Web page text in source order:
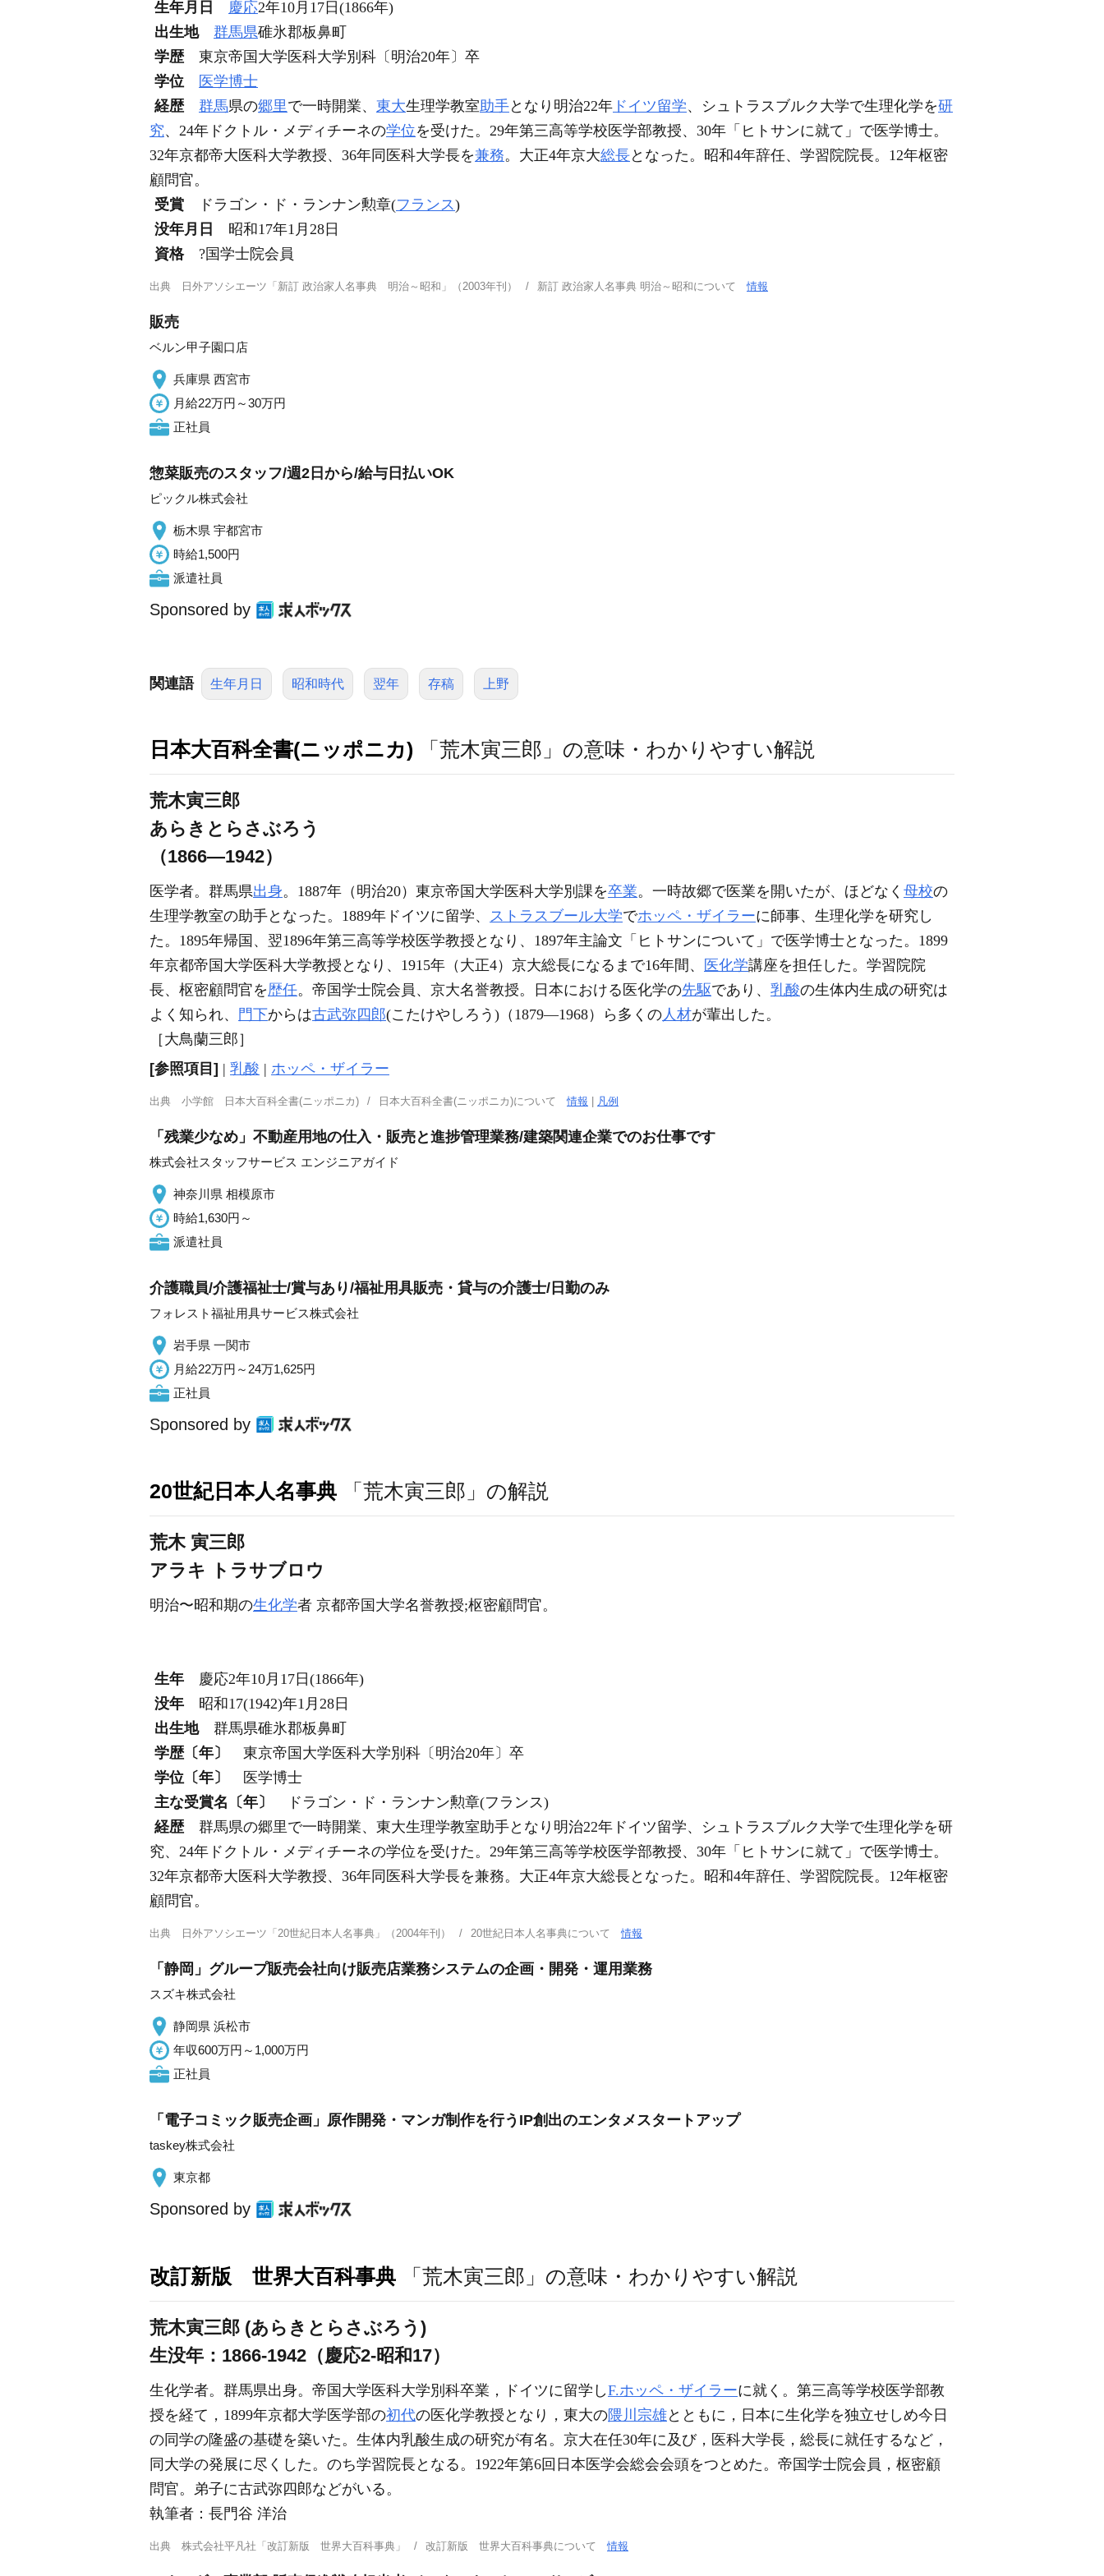
生年月日 慶応2年10月17日(1866年)
出生地
群馬県碓氷郡板鼻町
学歴
東京帝国大学医科大学別科〔明治20年〕卒
学位
医学博士
経歴
群馬県の郷里で一時開業、 東大生理学教室助手となり明治22年 ドイツ留学、シュトラスブルク大学で生理化学を研
究、24年ドクトル・メディチーネの学位を受けた。29年第三高等学校医学部教授、30年「ヒトサンに就て」で医学博士。
32年京都帝大医科大学教授、36年同医科大学長を兼務。大正4年京大総長となった。昭和4年辞任、学習院院長。12年枢密
顧問官。
受賞
ドラゴン・ド・ランナン勲章(フランス)
没年月日
昭和17年1月28日
資格
?国学士院会員
出典 日外アソシエーツ「新訂 政治家人名事典 明治～昭和」（2003年刊） 新訂 政治家人名事典 明治～昭和について情報
販売
ベルン甲子園口店
兵庫県 西宮市
月給22万円～30万円
正社員
惣菜販売のスタッフ/週2日から/給与日払いOK
ピックル株式会社
栃木県 宇都宮市
時給1,500円
派遣社員
Sponsored by
関連語 生年月日 昭和時代 翌年 存稿 上野
日本大百科全書(ニッポニカ) 「荒木寅三郎」の意味・わかりやすい解説
荒木寅三郎
あらきとらさぶろう
（1866―1942）
医学者。群馬県出身。1887年（明治20）東京帝国大学医科大学別課を卒業。一時故郷で医業を開いたが、ほどなく 母校の
生理学教室の助手となった。1889年ドイツに留学、
ストラスブール大学でホッペ・ザイラーに師事、生理化学を研究し
た。1895年帰国、翌1896年第三高等学校医学教授となり、1897年主論文「ヒトサンについて」で医学博士となった。1899
年京都帝国大学医科大学教授となり、1915年（大正4）京大総長になるまで16年間、 医化学講座を担任した。学習院院
長、枢密顧問官を歴任。帝国学士院会員、京大名誉教授。日本における医化学の先駆であり、 乳酸の生体内生成の研究は
よく知られ、 門下からは古武弥四郎(こたけやしろう)（1879―1968）ら多くの 人材が輩出した。
［大鳥蘭三郎］
[参照項目] | 乳酸 | ホッペ・ザイラー
出典 小学館 日本大百科全書(ニッポニカ) 日本大百科全書(ニッポニカ)について情報 | 凡例
「残業少なめ」不動産用地の仕入・販売と進捗管理業務/建築関連企業でのお仕事です
株式会社スタッフサービス エンジニアガイド
神奈川県 相模原市
時給1,630円～
派遣社員
介護職員/介護福祉士/賞与あり/福祉用具販売・貸与の介護士/日勤のみ
フォレスト福祉用具サービス株式会社
岩手県 一関市
月給22万円～24万1,625円
正社員
Sponsored by
20世紀日本人名事典 「荒木寅三郎」の解説
荒木 寅三郎
アラキ トラサブロウ
明治〜昭和期の生化学者 京都帝国大学名誉教授;枢密顧問官。
生年
慶応2年10月17日(1866年)
没年
昭和17(1942)年1月28日
出生地
群馬県碓氷郡板鼻町
学歴〔年〕
東京帝国大学医科大学別科〔明治20年〕卒
学位〔年〕
医学博士
主な受賞名〔年〕
ドラゴン・ド・ランナン勲章(フランス)
経歴
群馬県の郷里で一時開業、東大生理学教室助手となり明治22年ドイツ留学、シュトラスブルク大学で生理化学を研
究、24年ドクトル・メディチーネの学位を受けた。29年第三高等学校医学部教授、30年「ヒトサンに就て」で医学博士。
32年京都帝大医科大学教授、36年同医科大学長を兼務。大正4年京大総長となった。昭和4年辞任、学習院院長。12年枢密
顧問官。
出典 日外アソシエーツ「20世紀日本人名事典」（2004年刊） 20世紀日本人名事典について情報
「静岡」グループ販売会社向け販売店業務システムの企画・開発・運用業務
スズキ株式会社
静岡県 浜松市
年収600万円～1,000万円
正社員
「電子コミック販売企画」原作開発・マンガ制作を行うIP創出のエンタメスタートアップ
taskey株式会社
東京都
Sponsored by
改訂新版 世界大百科事典 「荒木寅三郎」の意味・わかりやすい解説
荒木寅三郎 (あらきとらさぶろう)
生没年：1866-1942（慶応2-昭和17）
生化学者。群馬県出身。帝国大学医科大学別科卒業，ドイツに留学しF.ホッペ・ザイラーに就く。第三高等学校医学部教
授を経て，1899年京都大学医学部の初代の医化学教授となり，東大の隈川宗雄とともに，日本に生化学を独立せしめ今日
の同学の隆盛の基礎を築いた。生体内乳酸生成の研究が有名。京大在任30年に及び，医科大学長，総長に就任するなど，
同大学の発展に尽くした。のち学習院長となる。1922年第6回日本医学会総会会頭をつとめた。帝国学士院会員，枢密顧
問官。弟子に古武弥四郎などがいる。
執筆者： 長門谷 洋治
出典 株式会社平凡社「改訂新版 世界大百科事典」 改訂新版 世界大百科事典について情報